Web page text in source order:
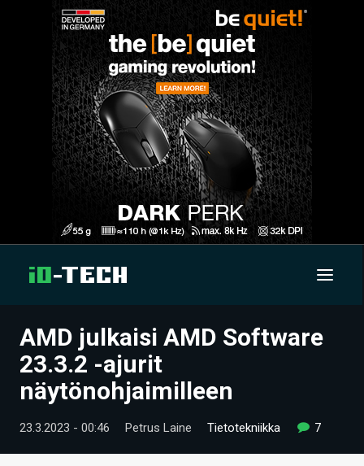
UUTISET
ARTIKKELIT
VIDEOT
TECHBBS
AMD julkaisi AMD Software
23.3.2 -ajurit
näytönohjaimilleen
23.3.2023 - 00:46 Petrus Laine Tietotekniikka 7